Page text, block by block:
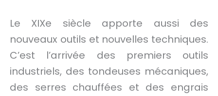
Le XIXe siècle apporte aussi des
nouveaux outils et nouvelles techniques.
C’est l’arrivée des premiers outils
industriels, des tondeuses mécaniques,
des serres chauffées et des engrais